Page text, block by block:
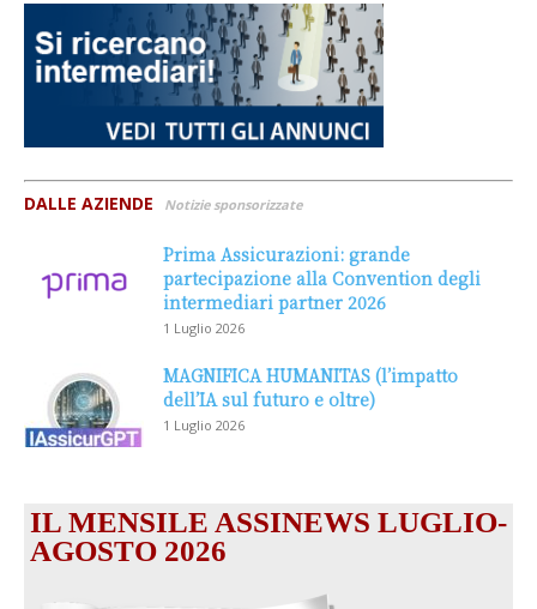
DALLE AZIENDE Notizie sponsorizzate
Prima Assicurazioni: grande
partecipazione alla Convention degli
intermediari partner 2026
1 Luglio 2026
MAGNIFICA HUMANITAS (l’impatto
dell’IA sul futuro e oltre)
1 Luglio 2026
IL MENSILE ASSINEWS LUGLIO-
AGOSTO 2026